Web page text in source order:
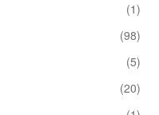
(1)
(98)
(5)
(20)